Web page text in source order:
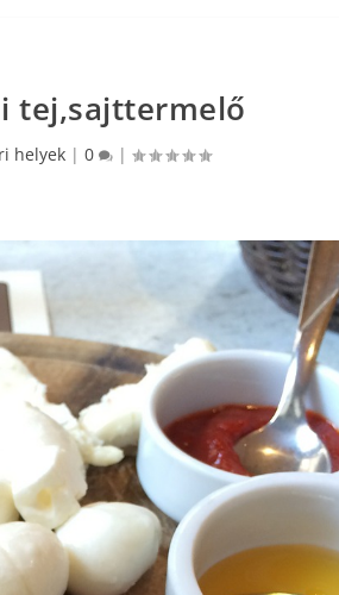
tej,sajttermelő
helyek| 0 |